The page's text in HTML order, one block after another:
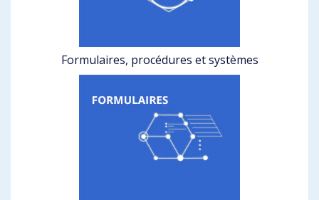
Formulaires, procédures et systèmes